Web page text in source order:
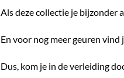
Als deze collectie je bijzonder
En voor nog meer geuren vind
Dus, kom je in de verleiding